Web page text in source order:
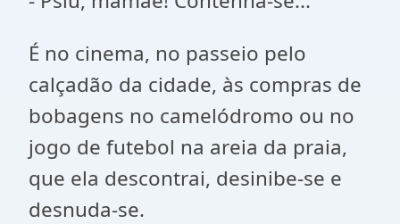
É no cinema, no passeio pelo
calçadão da cidade, às compras de
bobagens no camelódromo ou no
jogo de futebol na areia da praia,
que ela descontrai, desinibe-se e
desnuda-se.